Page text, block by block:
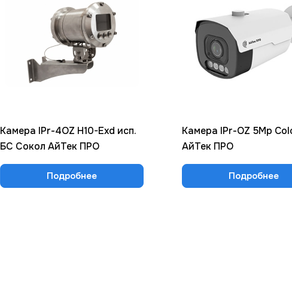
Камера IPr-4OZ H10-Exd исп.
БС Сокол АйТек ПРО
Подробнее
Камера IPr-OZ 5Mp
АйТек ПРО
Подробнее